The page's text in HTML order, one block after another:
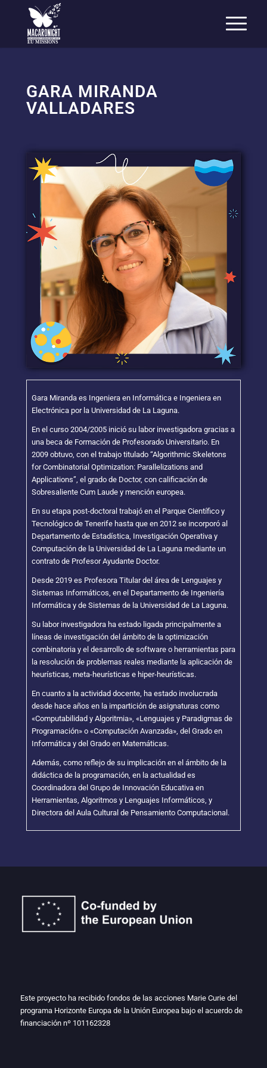
EU MISSIONS
GARA MIRANDA
VALLADARES
Gara Miranda es Ingeniera en Informática e Ingeniera en
Electrónica por la Universidad de La Laguna.
En el curso 2004/2005 inició su labor investigadora gracias a
una beca de Formación de Profesorado Universitario. En
2009 obtuvo, con el trabajo titulado “Algorithmic Skeletons
for Combinatorial Optimization: Parallelizations and
Applications”, el grado de Doctor, con calificación de
Sobresaliente Cum Laude y mención europea.
En su etapa post-doctoral trabajó en el Parque Científico y
Tecnológico de Tenerife hasta que en 2012 se incorporó al
Departamento de Estadística, Investigación Operativa y
Computación de la Universidad de La Laguna mediante un
contrato de Profesor Ayudante Doctor.
Desde 2019 es Profesora Titular del área de Lenguajes y
Sistemas Informáticos, en el Departamento de Ingeniería
Informática y de Sistemas de la Universidad de La Laguna.
Su labor investigadora ha estado ligada principalmente a
líneas de investigación del ámbito de la optimización
combinatoria y el desarrollo de software o herramientas para
la resolución de problemas reales mediante la aplicación de
heurísticas, meta-heurísticas e hiper-heurísticas.
En cuanto a la actividad docente, ha estado involucrada
desde hace años en la impartición de asignaturas como
«Computabilidad y Algoritmia», «Lenguajes y Paradigmas de
Programación» o «Computación Avanzada», del Grado en
Informática y del Grado en Matemáticas.
Además, como reflejo de su implicación en el ámbito de la
didáctica de la programación, en la actualidad es
Coordinadora del Grupo de Innovación Educativa en
Herramientas, Algoritmos y Lenguajes Informáticos, y
Directora del Aula Cultural de Pensamiento Computacional.
Este proyecto ha recibido fondos de las acciones Marie Curie del
programa Horizonte Europa de la Unión Europea bajo el acuerdo de
financiación nº 101162328